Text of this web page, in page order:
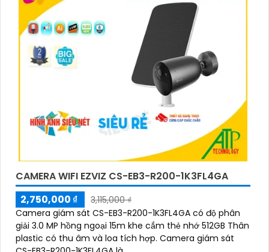
CAMERA WIFI EZVIZ CS-EB3-R200-1K3FL4GA
2,750,000 ₫
3,115,000 ₫
Camera giám sát CS-EB3-R200-1K3FL4GA có độ phân
giải 3.0 MP hồng ngoại 15m khe cắm thẻ nhớ 512GB Thân
plastic có thu âm và loa tích hợp. Camera giám sát